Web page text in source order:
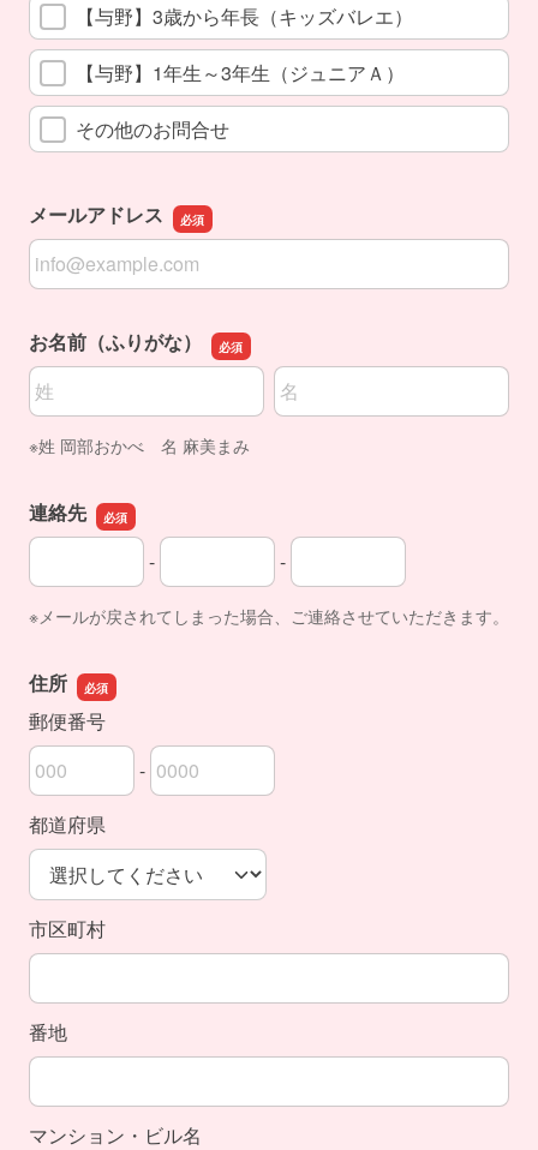
【与野】3歳から年長（キッズバレエ）
【与野】1年生～3年生（ジュニアＡ）
その他のお問合せ
メールアドレス
メールアドレス
お名前（ふりがな）
名前の姓
名前の名
※姓 岡部おかべ 名 麻美まみ
連絡先
連絡先の市外局番
-
連絡先の市内局番 -
連絡先の加入者番号
※メールが戻されてしまった場合、ご連絡させていただきます。
住所
郵便番号
郵便番号の上3桁
-
郵便番号の下4桁
都道府県
市区町村
番地
マンション・ビル名